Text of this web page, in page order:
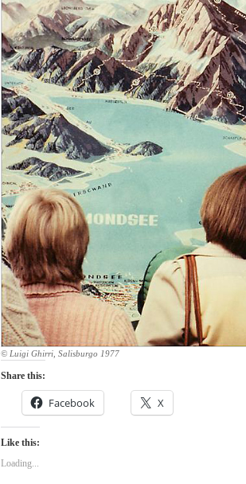
© Luigi Ghirri, Salisburgo 1977
Share this:
Facebook X
Like this:
Loading...